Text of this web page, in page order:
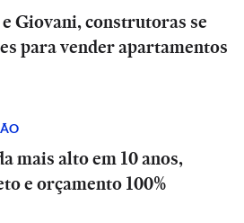
Giovani, construtoras se
para vender apartamentos
mais alto em 10 anos,
e orçamento 100%